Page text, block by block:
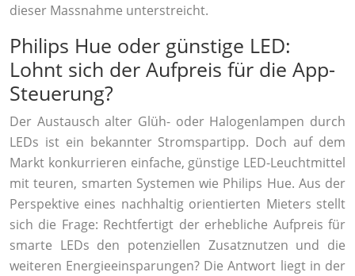
dieser Massnahme unterstreicht.
Philips Hue oder günstige LED:
Lohnt sich der Aufpreis für die App-
Steuerung?
Der Austausch alter Glüh- oder Halogenlampen durch
LEDs ist ein bekannter Stromspartipp. Doch auf dem
Markt konkurrieren einfache, günstige LED-Leuchtmittel
mit teuren, smarten Systemen wie Philips Hue. Aus der
Perspektive eines nachhaltig orientierten Mieters stellt
sich die Frage: Rechtfertigt der erhebliche Aufpreis für
smarte LEDs den potenziellen Zusatznutzen und die
weiteren Energieeinsparungen? Die Antwort liegt in der